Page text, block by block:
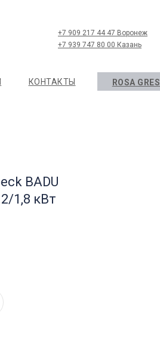
КОНТАКТЫ ROSA GRES
+7 939 747 80 00 Казань
+7 909 217 44 47 Воронеж
BADU
1,8 кВт